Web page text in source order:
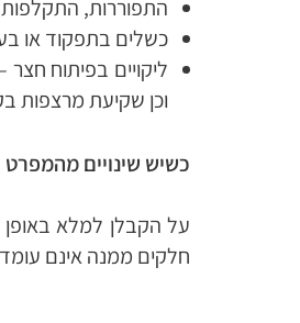
התפוררות, התקלפות או
כשלים בתפקוד או
ליקויים בפיתוח
וכן שקיעת מרצפות
כשיש שינויים
על הקבלן למלא
חלקים ממנה אינם